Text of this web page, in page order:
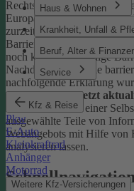
Haus & Wohnen
Krankheit, Unfall &
Beruf, Alter &
Service
Kfz & Reise
Pkw
E-Auto
Kleinkraftrad
Anhänger
Motorrad
Weitere Kfz-Versicherungen
Rechtsvorschriften zur
Europäischen Parlaments
zurzeit nicht vollständig die
noch keine vollständige
Nachdruck daran, die
nachfolgende Erklärung
Januar 2026 zuletzt
Wesentlichen auf einer
ausgewählte Teile von
Webangebots mit Hilfe von
analysieren lassen.